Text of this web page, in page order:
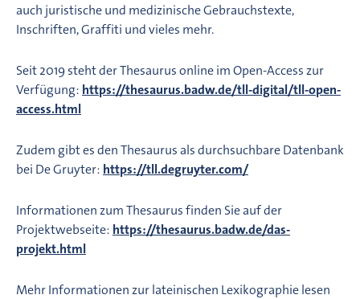
auch juristische und medizinische Gebrauchstexte,
Inschriften, Graffiti und vieles mehr.
Seit 2019 steht der Thesaurus online im Open-Access zur
Verfügung: https://thesaurus.badw.de/tll-digital/tll-open-
access.html
Zudem gibt es den Thesaurus als durchsuchbare Datenbank
bei De Gruyter: https://tll.degruyter.com/
Informationen zum Thesaurus finden Sie auf der
Projektwebseite: https://thesaurus.badw.de/das-
projekt.html
Mehr Informationen zur lateinischen Lexikographie lesen